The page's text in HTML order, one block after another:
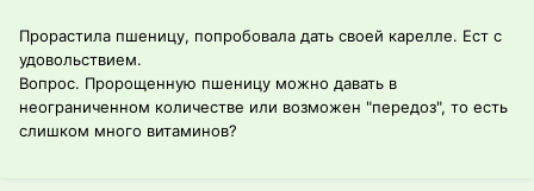
Прорастила пшеницу, попробовала дать своей карелле. Ест с
удовольствием.
Вопрос. Пророщенную пшеницу можно давать в
неограниченном количестве или возможен "передоз", то есть
слишком много витаминов?